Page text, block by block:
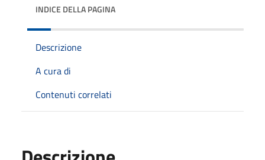
INDICE DELLA PAGINA
Descrizione
A cura di
Contenuti correlati